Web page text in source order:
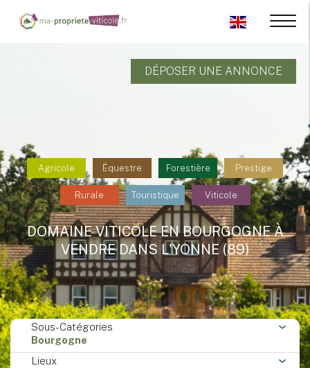
DÉPOSER UNE ANNONCE
Agricole Équestre Forestière Prestige
Rurale Touristique Viticole
DOMAINE VITICOLE EN BOURGOGNE À
VENDRE DANS L'YONNE (89)
Sous-Catégories
Bourgogne
Lieux